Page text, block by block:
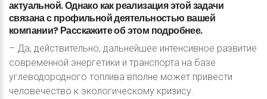
актуальной.Однако какреализацияэтойзадачи
связанаспрофильнойдеятельностью вашей
компании?Расскажитеобэтом подробнее.
– Да, действительно, дальнейшее интенсивное развитие
современной энергетики и транспорта на базе
углеводородного топлива вполне может привести
человечество к экологическому кризису.